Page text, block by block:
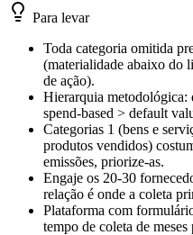
Para levar
Toda categoria omitida
(materialidade abaixo do
de ação).
Hierarquia
spend-based > default
Categorias 1 (bens e
produtos vendidos)
emissões, priorize-as.
Engaje os 20-30
relação é onde a coleta
Plataforma com
tempo de coleta de meses